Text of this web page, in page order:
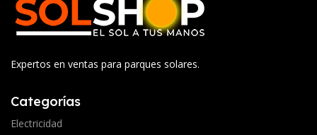
Expertos en ventas para parques solares.
Categorías
Electricidad